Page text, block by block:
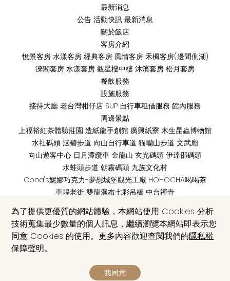
為了提供更優質的網站體驗，本網站使用 Cookies 分析
技術蒐集最少數量的個人訊息，繼續瀏覽本網站即表示您
同意 Cookies 的使用。更多內容歡迎查閱我們的隱私權
保障聲明。
我同意
最新消息
公告 活動快訊 最新消息
關於飯店
客房介紹
悅景客房 水漾客房 經典客房 風情客房 禾楓客房(邊間側湖)
淶閣套房 水漾套房 觀星樓中樓 沐濱套房 松月套房
餐飲服務
設施服務
接待大廳 老台灣柑仔店 SUP 自行車租借服務 館內服務
周邊景點
上福裕紅茶體驗莊園 造紙龍手創館 廣興紙寮 木生昆蟲博物館
水社碼頭 涵碧步道 向山自行車道 猫囒山步道 文武廟
向山遊客中心 日月潭纜車 金龍山 玄光碼頭 伊達邵碼頭
水蛙頭步道 朝霧碼頭 九族文化村
Cona's妮娜巧克力-夢想城堡觀光工廠 HOHOCHA喝喝茶
車埕老街 雙龍瀑布七彩吊橋 中台禪寺
Contact
EN |
RESERVED.